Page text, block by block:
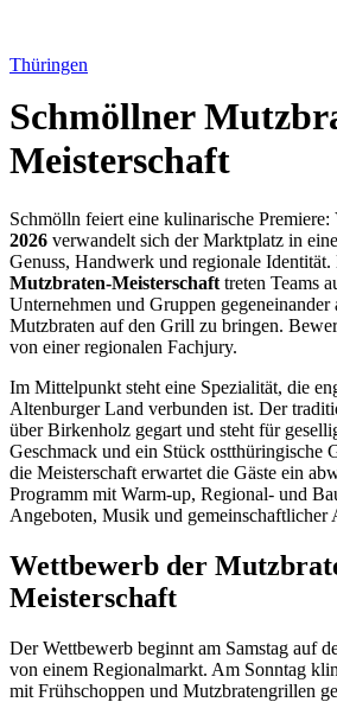
Thüringen
Schmöllner
Meisterschaft
Schmölln feiert eine kulinarische Premiere:
2026 verwandelt sich der Marktplatz in
Genuss, Handwerk und regionale
Mutzbraten-Meisterschaft treten Teams
Unternehmen und Gruppen gegeneinander
Mutzbraten auf den Grill zu bringen.
von einer regionalen Fachjury.
Im Mittelpunkt steht eine Spezialität, die
Altenburger Land verbunden ist. Der
über Birkenholz gegart und steht für
Geschmack und ein Stück ostthüringische
die Meisterschaft erwartet die Gäste ein
Programm mit Warm-up, Regional- und
Angeboten, Musik und gemeinschaftlicher
Wettbewerb der
Meisterschaft
Der Wettbewerb beginnt am Samstag auf
von einem Regionalmarkt. Am Sonntag
mit Frühschoppen und Mutzbratengrillen